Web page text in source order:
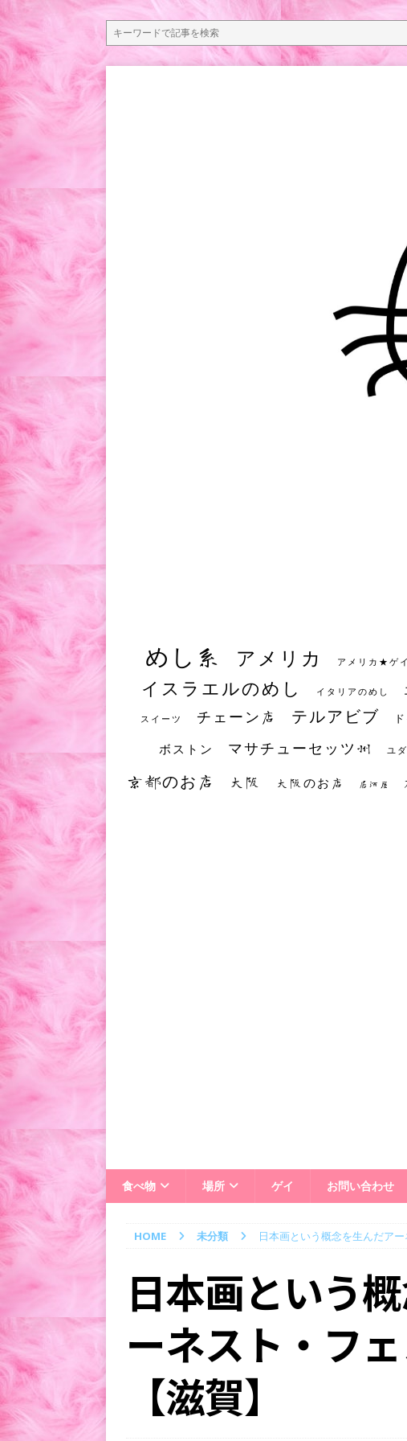
めし系 アメリカ アメリカ★ゲ
イスラエルのめし イタリアのめし
スイーツ チェーン店 テルアビブ
ボストン マサチューセッツ州 ユ
京都のお店 大阪 大阪のお店 居酒屋
食べ物 場所 ゲイ お問い合わせ
HOME 未分類 日本画という概念を生んだア
日本画という
ーネスト・フ
【滋賀】